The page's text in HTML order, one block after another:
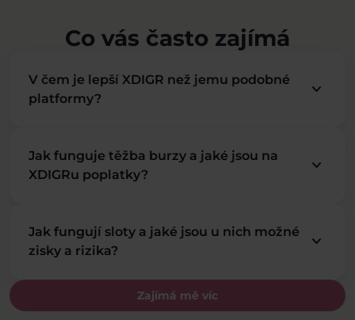
Co vás často zajímá
Zajímá mě víc
V čem je lepší XDIGR než jemu podobné
platformy?
keyboard_arrow_down
Jak funguje těžba burzy a jaké jsou na
XDIGRu poplatky?
keyboard_arrow_down
Jak fungují sloty a jaké jsou u nich možné
zisky a rizika?
keyboard_arrow_down